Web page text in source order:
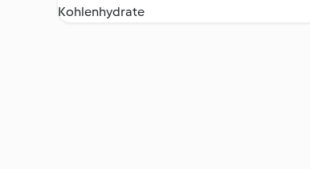
Kohlenhydrate